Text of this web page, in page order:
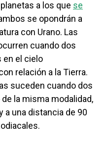
a los que se
se opondrán a
con Urano. Las
cuando dos
en el cielo
relación a la Tierra.
suceden cuando dos
la misma modalidad,
a una distancia de 90